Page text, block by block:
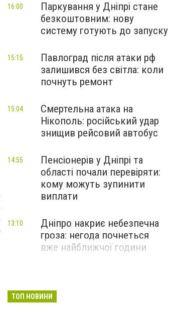
Паркування у Дніпрі стане
безкоштовним: нову
систему готують до запуску
16:00
Павлоград після атаки рф
залишився без світла: коли
почнуть ремонт
15:15
Смертельна атака на
Нікополь: російський удар
знищив рейсовий автобус
15:04
Пенсіонерів у Дніпрі та
області почали перевіряти:
кому можуть зупинити
виплати
14:55
Дніпро накриє небезпечна
гроза: негода почнеться
вже найближчої години
13:10
ТОП НОВИНИ